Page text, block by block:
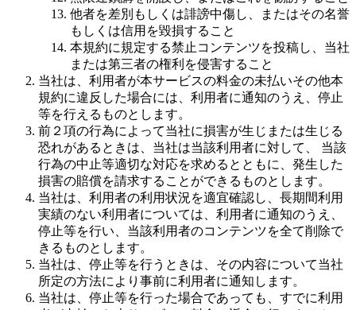
他者を差別もしくは誹謗中傷し、またはその名誉
もしくは信用を毀損すること
本規約に規定する禁止コンテンツを投稿し、当社
または第三者の権利を侵害すること
当社は、利用者が本サービスの料金の未払いその他本
規約に違反した場合には、利用者に通知のうえ、停止
等を行えるものとします。
前２項の行為によって当社に損害が生じまたは生じる
恐れがあるときは、当社は当該利用者に対して、 当該
行為の中止等適切な対応を求めるとともに、発生した
損害の賠償を請求することができるものとします。
当社は、利用者の利用状況を適宜確認し、長期間利用
実績のない利用者については、利用者に通知のうえ、
停止等を行い、当該利用者のコンテンツを全て削除で
きるものとします。
当社は、停止等を行うときは、その内容について当社
所定の方法により事前に利用者に通知します。
当社は、停止等を行った場合であっても、すでに利用